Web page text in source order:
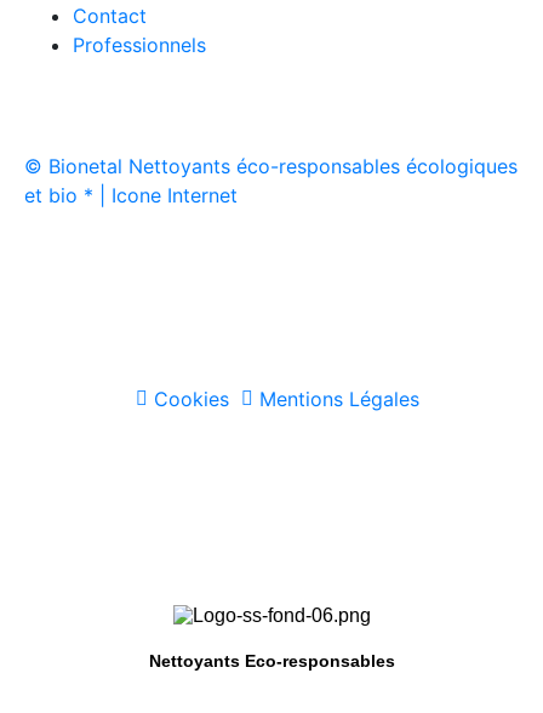
8 avis
Contact
Professionnels
© Bionetal Nettoyants éco-responsables écologiques
et bio * | Icone Internet
Cookies Mentions Légales
Nettoyants Eco-responsables